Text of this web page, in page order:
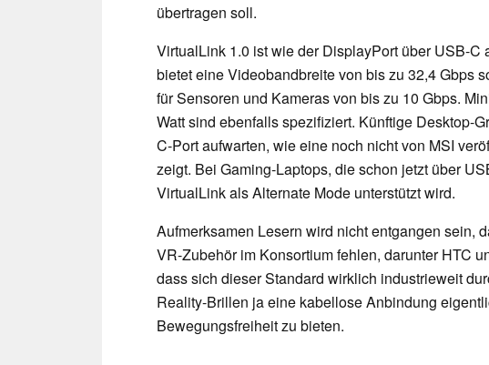
übertragen soll.
VirtualLink 1.0 ist wie der DisplayPort über USB-C
bietet eine Videobandbreite von bis zu 32,4 Gbps
für Sensoren und Kameras von bis zu 10 Gbps.
Watt sind ebenfalls spezifiziert. Künftige Desktop-
C-Port aufwarten, wie eine noch nicht von MSI
zeigt. Bei Gaming-Laptops, die schon jetzt über
VirtualLink als Alternate Mode unterstützt wird.
Aufmerksamen Lesern wird nicht entgangen sein,
VR-Zubehör im Konsortium fehlen, darunter HTC
dass sich dieser Standard wirklich industrieweit
Reality-Brillen ja eine kabellose Anbindung
Bewegungsfreiheit zu bieten.